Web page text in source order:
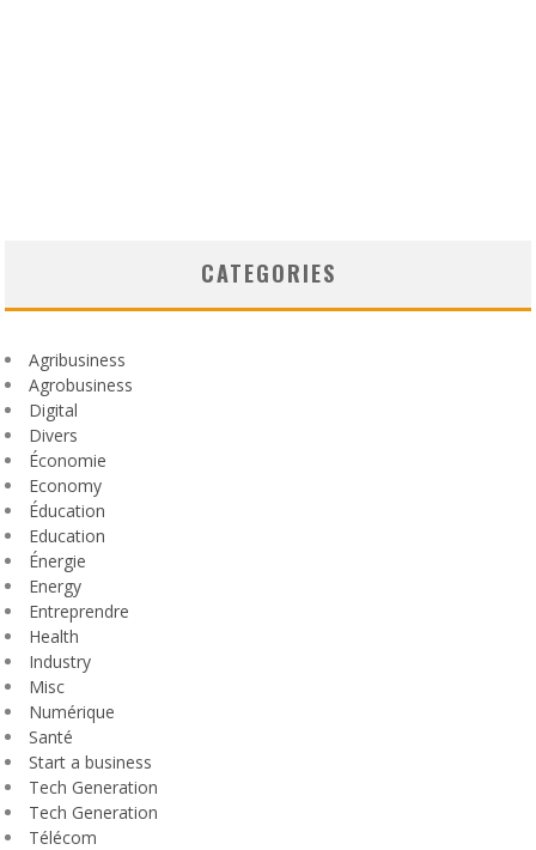
CATEGORIES
Agribusiness
Agrobusiness
Digital
Divers
Économie
Economy
Éducation
Education
Énergie
Energy
Entreprendre
Health
Industry
Misc
Numérique
Santé
Start a business
Tech Generation
Tech Generation
Télécom